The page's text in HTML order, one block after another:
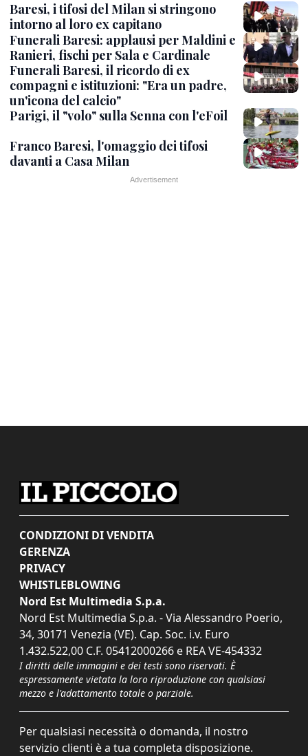
Baresi, i tifosi del Milan si stringono
intorno al loro ex capitano
Funerali Baresi: applausi per Maldini e
Ranieri, fischi per Sala e Cardinale
Funerali Baresi, il ricordo di ex
compagni e istituzioni: "Era un padre,
un'icona del calcio"
Parigi, il "volo" sulla Senna con l'eFoil
Franco Baresi, l'omaggio dei tifosi
davanti a Casa Milan
CONDIZIONI DI VENDITA
GERENZA
PRIVACY
WHISTLEBLOWING
Nord Est Multimedia S.p.a.
Nord Est Multimedia S.p.a. - Via Alessandro Poerio,
34, 30171 Venezia (VE). Cap. Soc. i.v. Euro
1.432.522,00 C.F. 05412000266 e REA VE-454332
I diritti delle immagini e dei testi sono riservati. È
espressamente vietata la loro riproduzione con qualsiasi
mezzo e l'adattamento totale o parziale.
Per qualsiasi necessità o domanda, il nostro
servizio clienti è a tua completa disposizione.